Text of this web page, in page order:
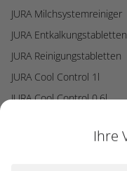
JURA Milchsystemreiniger
JURA Entkalkungstabletten
JURA Reinigungstabletten
JURA Cool Control 1l
JURA Cool Control 0,6l